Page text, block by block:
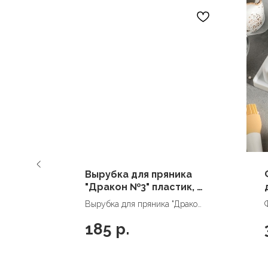
Вырубка для пряника
"Дракон №3" пластик, 9
см
Вырубка для пряника "Дракон
185 р.